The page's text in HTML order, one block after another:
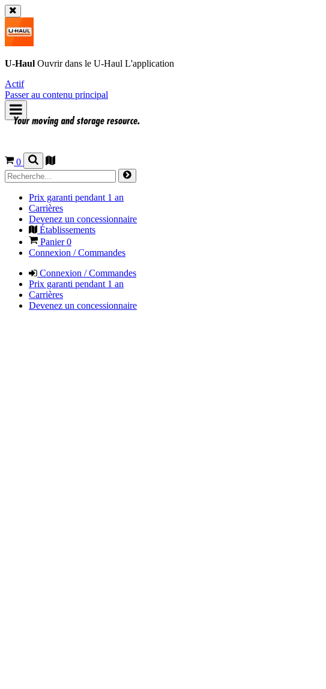
U-Haul Ouvrir dans le U-Haul L'application
Actif
Passer au contenu principal
0
Prix garanti pendant 1 an
Carrières
Devenez un concessionnaire
Établissements
Panier0
Connexion / Commandes
Connexion / Commandes
Prix garanti pendant 1 an
Carrières
Devenez un concessionnaire